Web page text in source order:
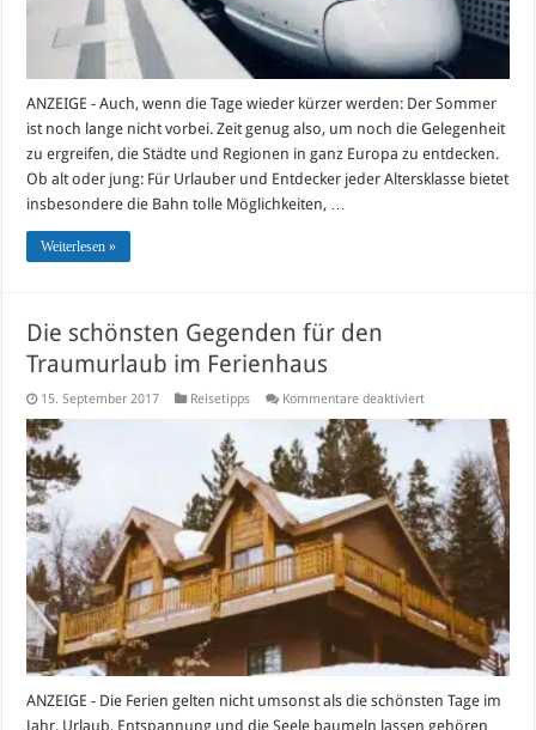
ANZEIGE - Auch, wenn die Tage wieder kürzer werden: Der Sommer
ist noch lange nicht vorbei. Zeit genug also, um noch die Gelegenheit
zu ergreifen, die Städte und Regionen in ganz Europa zu entdecken.
Ob alt oder jung: Für Urlauber und Entdecker jeder Altersklasse bietet
insbesondere die Bahn tolle Möglichkeiten, …
Weiterlesen »
Die schönsten Gegenden für den
Traumurlaub im Ferienhaus
15. September 2017 Reisetipps Kommentare deaktiviertfür
schönsten
für
den
Traumurlaub
im
Ferienhaus
ANZEIGE - Die Ferien gelten nicht umsonst als die schönsten Tage im
Jahr. Urlaub, Entspannung und die Seele baumeln lassen gehören